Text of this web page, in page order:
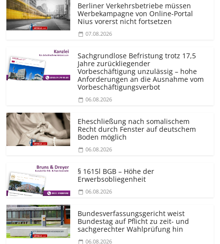
Berliner Verkehrsbetriebe müssen
Werbekampagne von Online-Portal
Nius vorerst nicht fortsetzen
07.08.2026
Sachgrundlose Befristung trotz 17,5
Jahre zurückliegender
Vorbeschäftigung unzulässig – hohe
Anforderungen an die Ausnahme vom
Vorbeschäf­tigungsverbot
06.08.2026
Eheschließung nach somalischem
Recht durch Fenster auf deutschem
Boden möglich
06.08.2026
§ 1615l BGB – Höhe der
Erwerbsobliegenheit
06.08.2026
Bundesver­fassungsgericht weist
Bundestag auf Pflicht zu zeit- und
sachgerechter Wahlprüfung hin
06.08.2026